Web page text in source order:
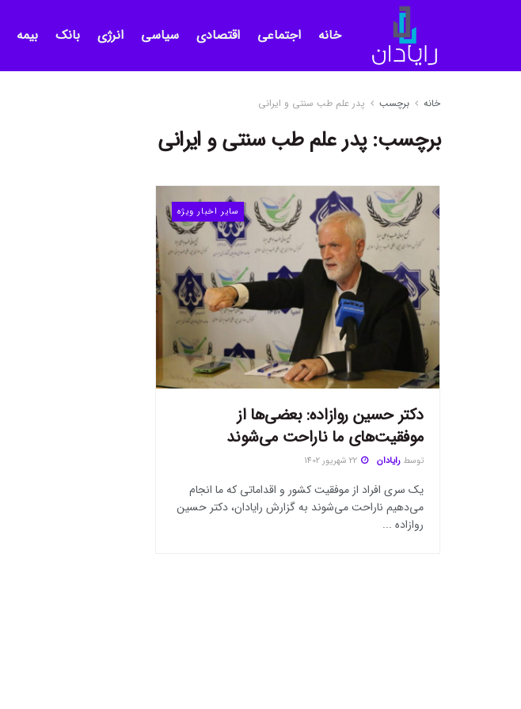
خانه اجتماعی اقتصادی سیاسی انرژی بانک بیمه
خانه برچسب پدر علم طب سنتی و ایرانی
برچسب:پدر علم طب سنتی و ایرانی
سایر اخبار ویژه
دکتر حسین روازاده: بعضی‌ها از
موفقیت‌های ما ناراحت می‌شوند
توسط رایادان
یک سری افراد از موفقیت کشور و اقداماتی که ما انجام
می‌دهیم ناراحت می‌شوند به گزارش رایادان، دکتر حسین
روازاده ...